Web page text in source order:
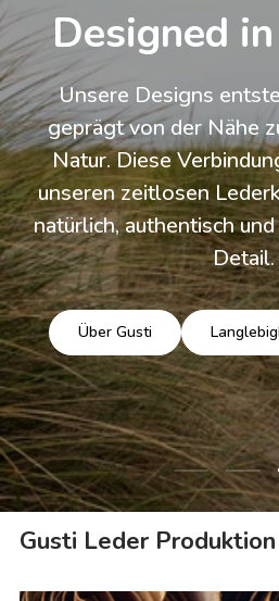
Designed
Unsere Designs
geprägt von der Nähe
Natur. Diese
unseren zeitlosen
natürlich, authentisch
Detail.
Über Gusti
Folie laden
Gusti Leder Produktion